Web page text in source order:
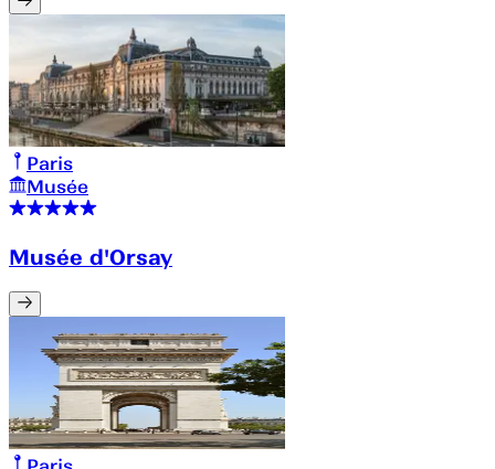
Paris
Musée
Musée d'Orsay